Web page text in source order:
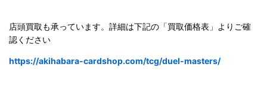
店頭買取も承っています。詳細は下記の「買取価格表」よりご確
認ください
https://akihabara-cardshop.com/tcg/duel-masters/